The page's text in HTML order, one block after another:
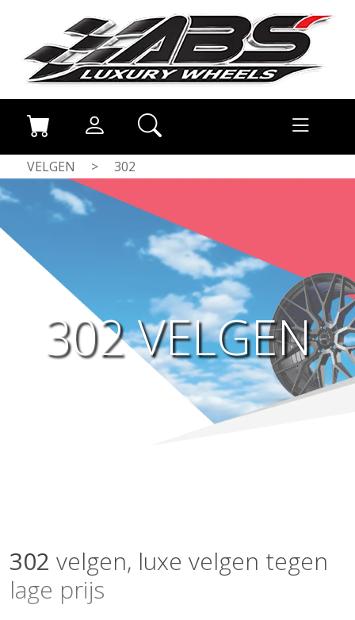
VELGEN > 302
302 VELGEN
302 velgen, luxe velgen tegen
lage prijs